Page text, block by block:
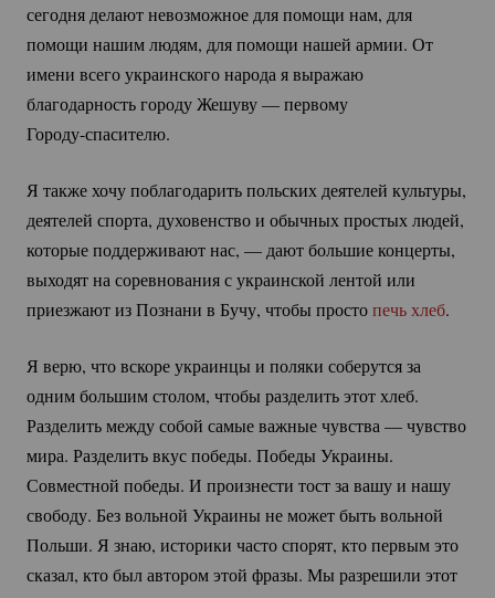
сегодня делают невозможное для помощи нам, для
помощи нашим людям, для помощи нашей армии. От
имени всего украинского народа я выражаю
благодарность городу Жешуву — первому
Городу-спасителю.
Я также хочу поблагодарить польских деятелей культуры,
деятелей спорта, духовенство и обычных простых людей,
которые поддерживают нас, — дают большие концерты,
выходят на соревнования с украинской лентой или
приезжают из Познани в Бучу, чтобы простопечь хлеб.
Я верю, что вскоре украинцы и поляки соберутся за
одним большим столом, чтобы разделить этот хлеб.
Разделить между собой самые важные чувства — чувство
мира. Разделить вкус победы. Победы Украины.
Совместной победы. И произнести тост за вашу и нашу
свободу. Без вольной Украины не может быть вольной
Польши. Я знаю, историки часто спорят, кто первым это
сказал, кто был автором этой фразы. Мы разрешили этот